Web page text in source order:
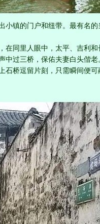
小镇的门户和纽带。最有名
在同里人眼中，太平、吉利
中过三桥，保佑夫妻白头偕老
石桥逗留片刻，只需瞬间便